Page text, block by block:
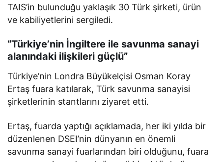
TAIS’in bulunduğu yaklaşık 30 Türk şirketi, ürün
ve kabiliyetlerini sergiledi.
“Türkiye’nin İngiltere ile savunma sanayi
alanındaki ilişkileri güçlü”
Türkiye’nin Londra Büyükelçisi Osman Koray
Ertaş fuara katılarak, Türk savunma sanayisi
şirketlerinin stantlarını ziyaret etti.
Ertaş, fuarda yaptığı açıklamada, her iki yılda bir
düzenlenen DSEI’nin dünyanın en önemli
savunma sanayi fuarlarından biri olduğunu, fuara